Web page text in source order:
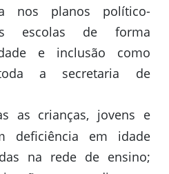
nos planos político-
escolas de forma
e inclusão como
a secretaria de
as crianças, jovens e
deficiência em idade
na rede de ensino;